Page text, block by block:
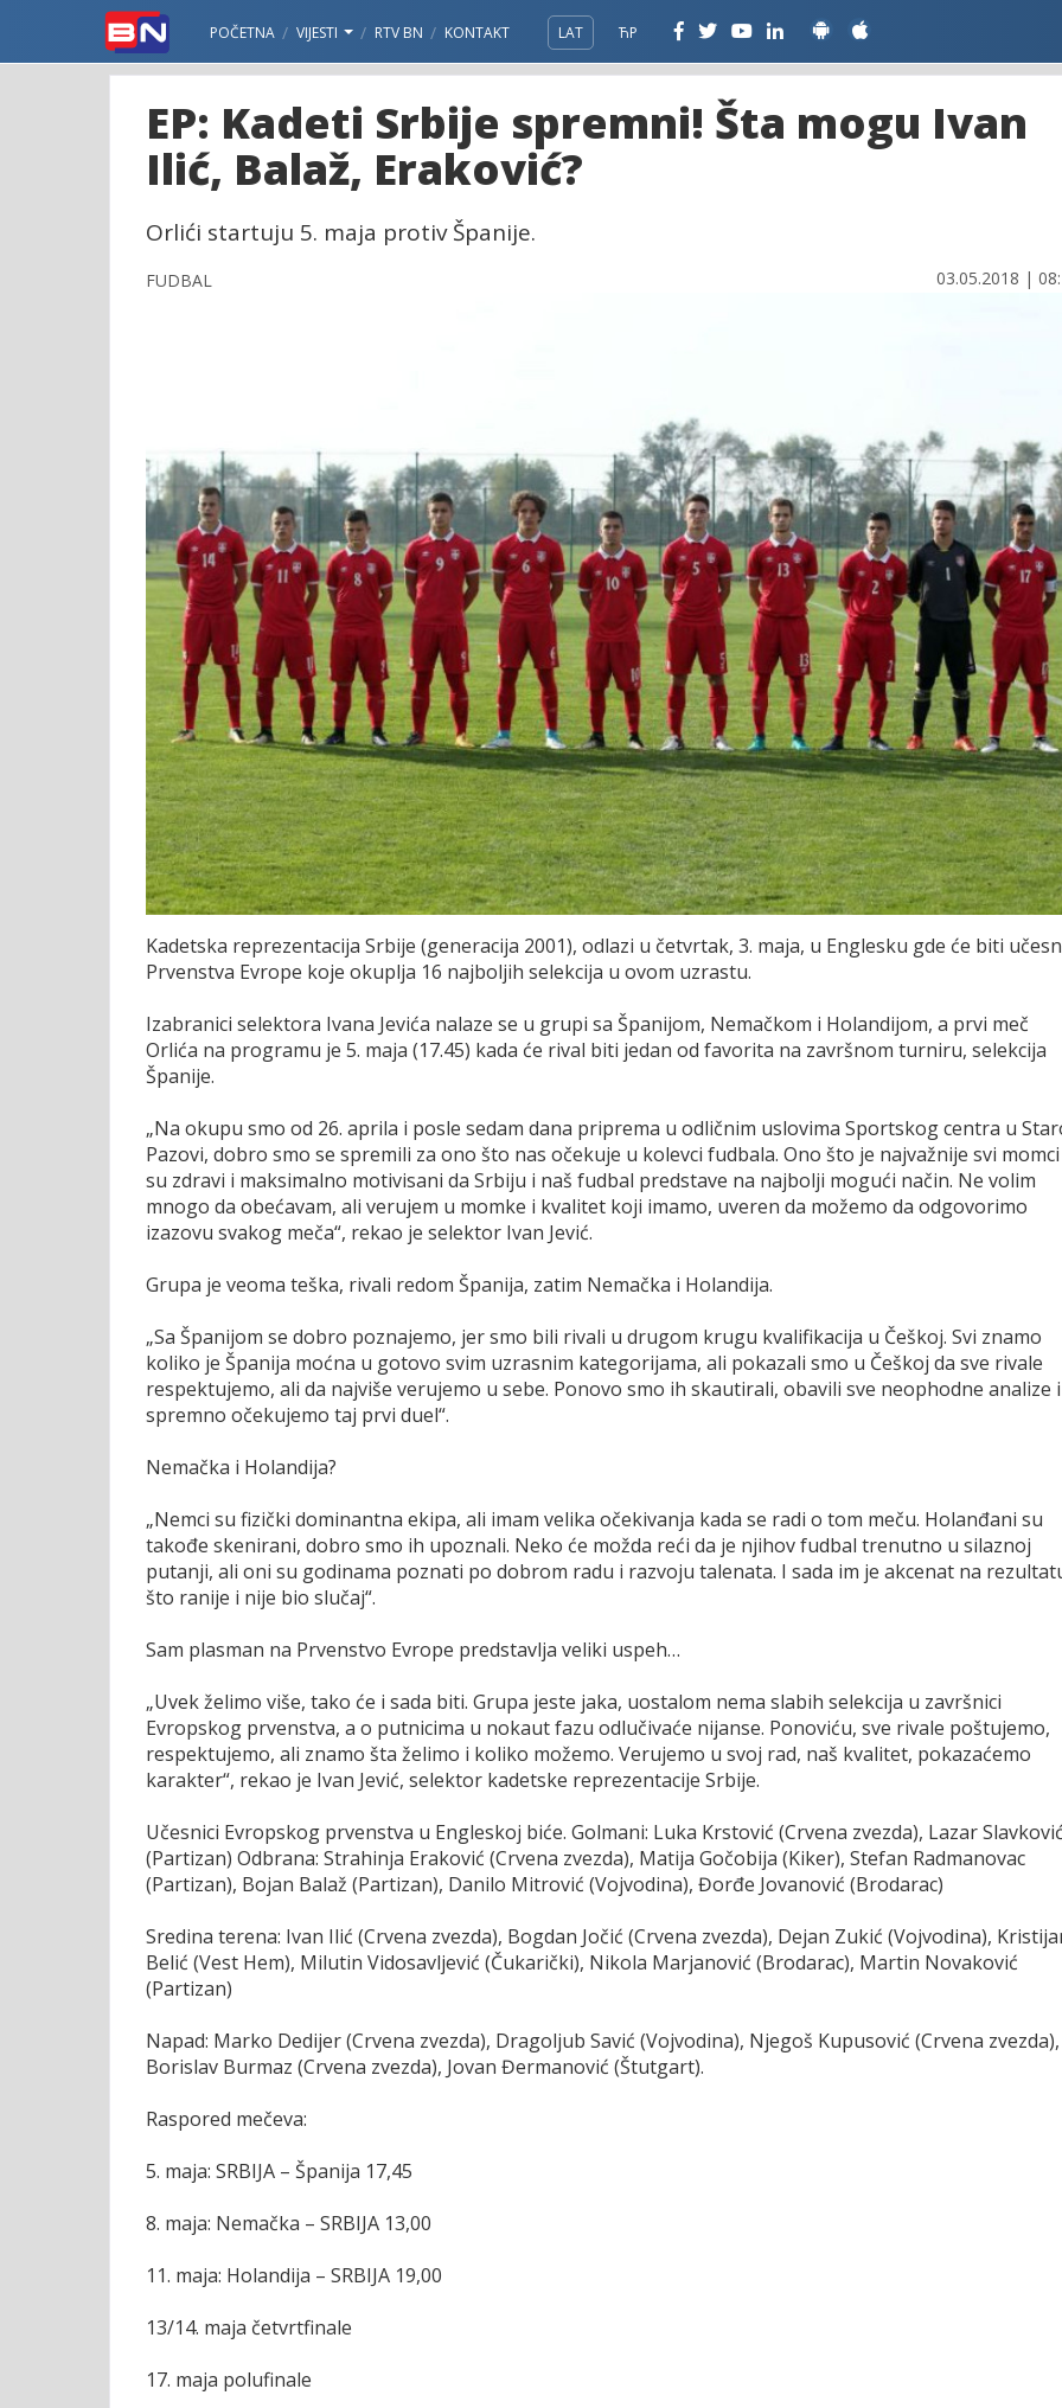
POČETNA VIJESTI RTV BN KONTAKT LAT ЋР
EP: Kadeti Srbije spremni! Šta mogu Ivan
Ilić, Balaž, Eraković?
Orlići startuju 5. maja protiv Španije.
FUDBAL 03.05.2018 |
Kadetska reprezentacija Srbije (generacija 2001), odlazi u četvrtak, 3. maja, u Englesku gde će biti
Prvenstva Evrope koje okuplja 16 najboljih selekcija u ovom uzrastu.
Izabranici selektora Ivana Jevića nalaze se u grupi sa Španijom, Nemačkom i Holandijom, a prvi meč
Orlića na programu je 5. maja (17.45) kada će rival biti jedan od favorita na završnom turniru, selekcija
Španije.
„Na okupu smo od 26. aprila i posle sedam dana priprema u odličnim uslovima Sportskog centra u
Pazovi, dobro smo se spremili za ono što nas očekuje u kolevci fudbala. Ono što je najvažnije svi momci
su zdravi i maksimalno motivisani da Srbiju i naš fudbal predstave na najbolji mogući način. Ne volim
mnogo da obećavam, ali verujem u momke i kvalitet koji imamo, uveren da možemo da odgovorimo
izazovu svakog meča“, rekao je selektor Ivan Jević.
Grupa je veoma teška, rivali redom Španija, zatim Nemačka i Holandija.
„Sa Španijom se dobro poznajemo, jer smo bili rivali u drugom krugu kvalifikacija u Češkoj. Svi znamo
koliko je Španija moćna u gotovo svim uzrasnim kategorijama, ali pokazali smo u Češkoj da sve rivale
respektujemo, ali da najviše verujemo u sebe. Ponovo smo ih skautirali, obavili sve neophodne analize i
spremno očekujemo taj prvi duel“.
Nemačka i Holandija?
„Nemci su fizički dominantna ekipa, ali imam velika očekivanja kada se radi o tom meču. Holanđani su
takođe skenirani, dobro smo ih upoznali. Neko će možda reći da je njihov fudbal trenutno u silaznoj
putanji, ali oni su godinama poznati po dobrom radu i razvoju talenata. I sada im je akcenat na
što ranije i nije bio slučaj“.
Sam plasman na Prvenstvo Evrope predstavlja veliki uspeh…
„Uvek želimo više, tako će i sada biti. Grupa jeste jaka, uostalom nema slabih selekcija u završnici
Evropskog prvenstva, a o putnicima u nokaut fazu odlučivaće nijanse. Ponoviću, sve rivale poštujemo,
respektujemo, ali znamo šta želimo i koliko možemo. Verujemo u svoj rad, naš kvalitet, pokazaćemo
karakter“, rekao je Ivan Jević, selektor kadetske reprezentacije Srbije.
Učesnici Evropskog prvenstva u Engleskoj biće. Golmani: Luka Krstović (Crvena zvezda), Lazar
(Partizan) Odbrana: Strahinja Eraković (Crvena zvezda), Matija Gočobija (Kiker), Stefan Radmanovac
(Partizan), Bojan Balaž (Partizan), Danilo Mitrović (Vojvodina), Đorđe Jovanović (Brodarac)
Sredina terena: Ivan Ilić (Crvena zvezda), Bogdan Jočić (Crvena zvezda), Dejan Zukić (Vojvodina),
Belić (Vest Hem), Milutin Vidosavljević (Čukarički), Nikola Marjanović (Brodarac), Martin Novaković
(Partizan)
Napad: Marko Dedijer (Crvena zvezda), Dragoljub Savić (Vojvodina), Njegoš Kupusović (Crvena zvezda),
Borislav Burmaz (Crvena zvezda), Jovan Đermanović (Štutgart).
Raspored mečeva:
5. maja: SRBIJA – Španija 17,45
8. maja: Nemačka – SRBIJA 13,00
11. maja: Holandija – SRBIJA 19,00
13/14. maja četvrtfinale
17. maja polufinale